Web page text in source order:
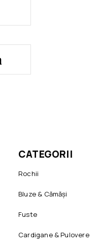
CATEGORII
Rochii
Bluze & Cămăși
Fuste
Cardigane & Pulovere